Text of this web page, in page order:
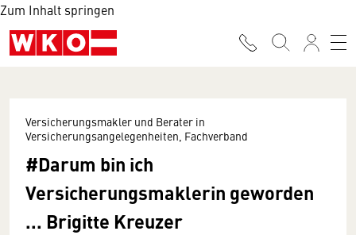
Zum Inhalt springen
Versicherungsmakler und Berater in
Versicherungsangelegenheiten, Fachverband
#Darum bin ich
Versicherungsmaklerin geworden
... Brigitte Kreuzer